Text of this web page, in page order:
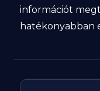
információt
hatékonyabban